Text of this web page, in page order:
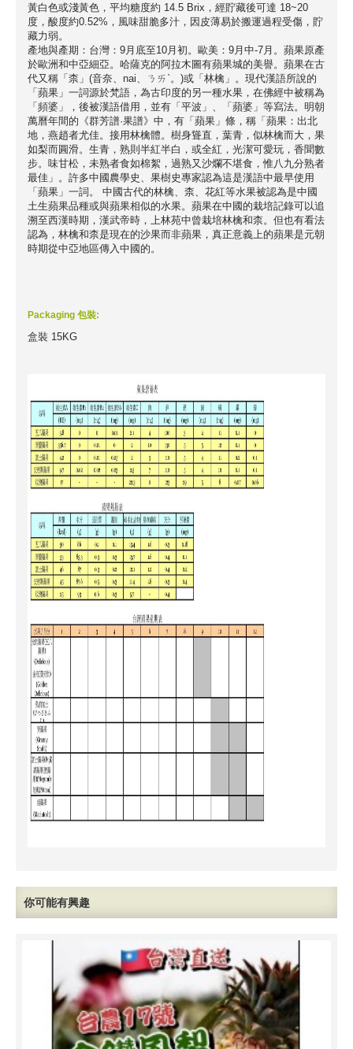
黃白色或淺黃色，平均糖度約 14.5 Brix，經貯藏後可達 18~20
度，酸度約0.52%，風味甜脆多汁，因皮薄易於搬運過程受傷，貯
藏力弱。
產地與產期：台灣：9月底至10月初。歐美：9月中-7月。蘋果原產
於歐洲和中亞細亞。哈薩克的阿拉木圖有蘋果城的美譽。蘋果在古
代又稱「柰」(音奈、nai、ㄋㄞˋ。)或「林檎」。現代漢語所說的
「蘋果」一詞源於梵語，為古印度的另一種水果，在佛經中被稱為
「頻婆」，後被漢語借用，並有「平波」、「蘋婆」等寫法。明朝
萬曆年間的《群芳譜·果譜》中，有「蘋果」條，稱「蘋果：出北
地，燕趙者尤佳。接用林檎體。樹身聳直，葉青，似林檎而大，果
如梨而圓滑。生青，熟則半紅半白，或全紅，光潔可愛玩，香聞數
步。味甘松，未熟者食如棉絮，過熟又沙爛不堪食，惟八九分熟者
最佳」。許多中國農學史、果樹史專家認為這是漢語中最早使用
「蘋果」一詞。 中國古代的林檎、柰、花紅等水果被認為是中國
土生蘋果品種或與蘋果相似的水果。蘋果在中國的栽培記錄可以追
溯至西漢時期，漢武帝時，上林苑中曾栽培林檎和柰。但也有看法
認為，林檎和柰是現在的沙果而非蘋果，真正意義上的蘋果是元朝
時期從中亞地區傳入中國的。
Packaging 包裝:
盒裝 15KG
你可能有興趣